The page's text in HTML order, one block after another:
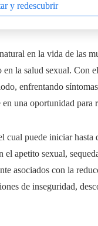
y redescubrir
en la vida de las
la salud sexual. Con
enfrentando
una oportunidad para
cual puede iniciar
apetito sexual,
asociados con la
de inseguridad,